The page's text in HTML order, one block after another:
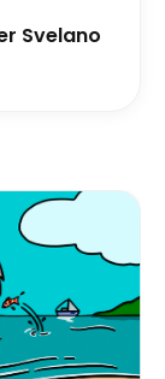
Svelano